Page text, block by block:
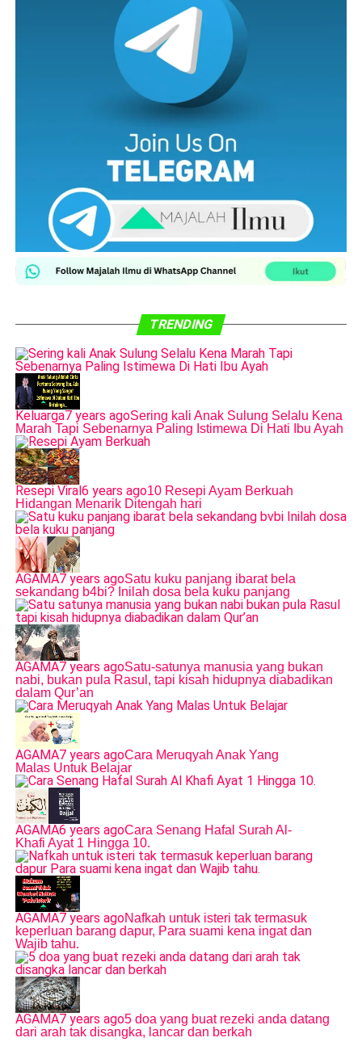
TRENDING
Keluarga7 years agoSering kali Anak Sulung Selalu Kena
Marah Tapi Sebenarnya Paling Istimewa Di Hati Ibu Ayah
Resepi Viral6 years ago10 Resepi Ayam Berkuah
Hidangan Menarik Ditengah hari
AGAMA7 years agoSatu kuku panjang ibarat bela
sekandang b4bi? Inilah dosa bela kuku panjang
AGAMA7 years agoSatu-satunya manusia yang bukan
nabi, bukan pula Rasul, tapi kisah hidupnya diabadikan
dalam Qur’an
AGAMA7 years agoCara Meruqyah Anak Yang
Malas Untuk Belajar
AGAMA6 years agoCara Senang Hafal Surah Al-
Khafi Ayat 1 Hingga 10.
AGAMA7 years agoNafkah untuk isteri tak termasuk
keperluan barang dapur, Para suami kena ingat dan
Wajib tahu.
AGAMA7 years ago5 doa yang buat rezeki anda datang
dari arah tak disangka, lancar dan berkah